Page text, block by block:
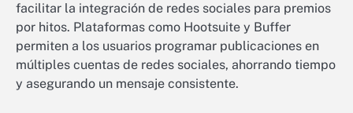
facilitar la integración de redes sociales para premios
por hitos. Plataformas como Hootsuite y Buffer
permiten a los usuarios programar publicaciones en
múltiples cuentas de redes sociales, ahorrando tiempo
y asegurando un mensaje consistente.